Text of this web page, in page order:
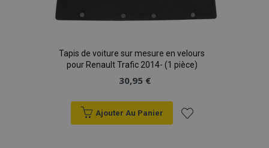
Tapis de voiture sur mesure en velours
pour Renault Trafic 2014- (1 pièce)
30,95 €
Ajouter Au Panier